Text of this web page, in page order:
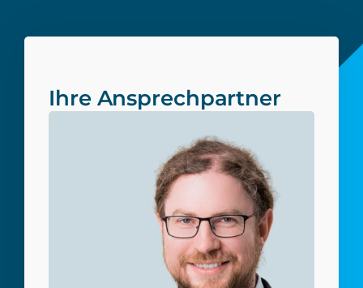
Ihre Ansprechpartner